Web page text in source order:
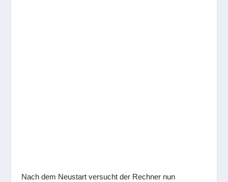
Nach dem Neustart versucht der Rechner nun